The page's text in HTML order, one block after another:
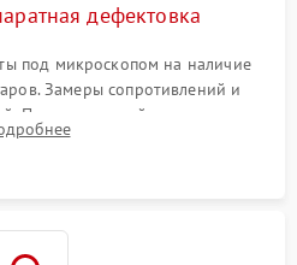
дефектовка
под микроскопом на наличие
Замеры сопротивлений и
Проверка цепей питания,
процессора и видеочипа.